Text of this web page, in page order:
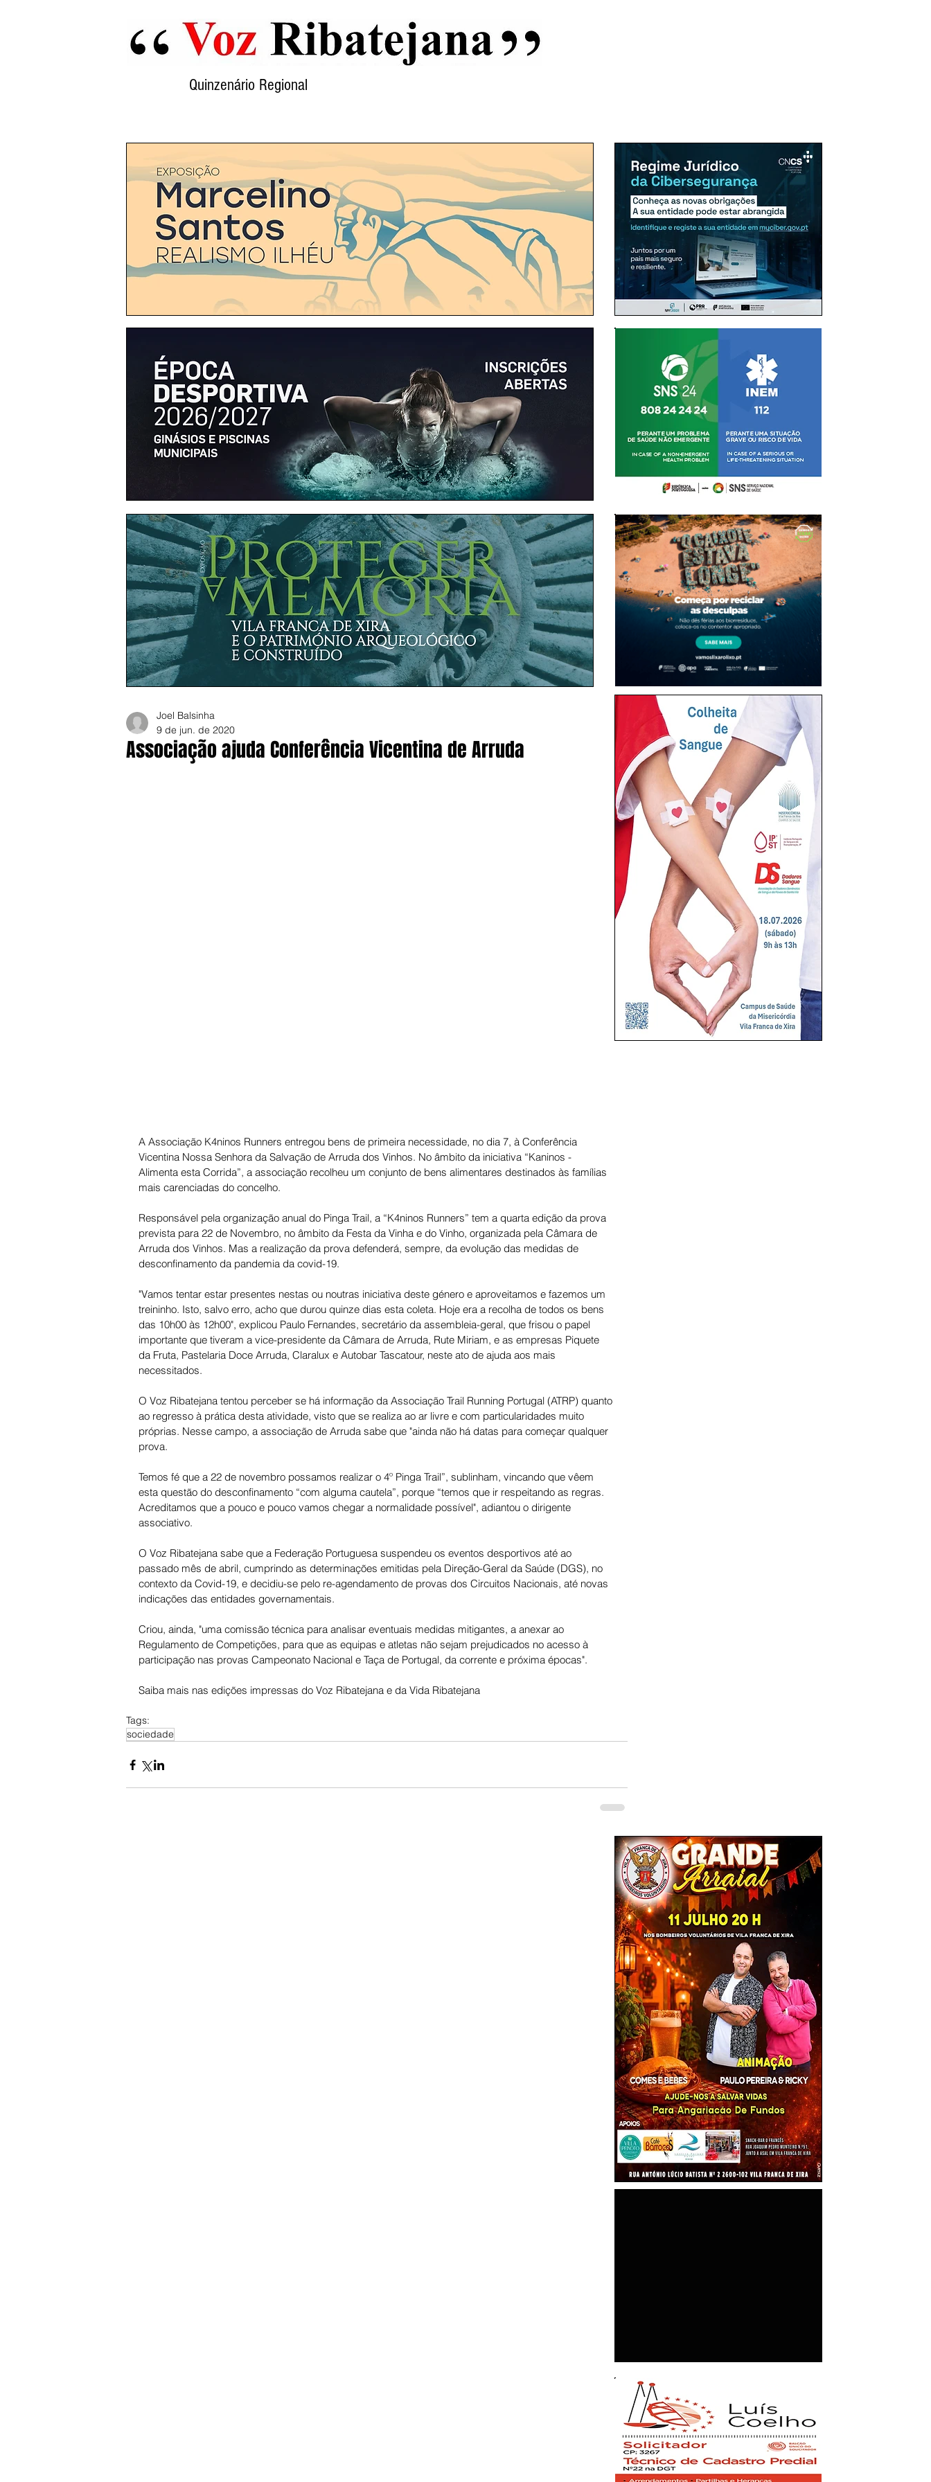
Quinzenário Regional
Associação ajuda Conferência Vicentina de Arruda
Joel Balsinha
9 de jun. de 2020
A Associação K4ninos Runners entregou bens de primeira necessidade, no dia 7, à Conferência
Vicentina Nossa Senhora da Salvação de Arruda dos Vinhos. No âmbito da iniciativa “Kaninos -
Alimenta esta Corrida”, a associação recolheu um conjunto de bens alimentares destinados às famílias
mais carenciadas do concelho.
Responsável pela organização anual do Pinga Trail, a “K4ninos Runners” tem a quarta edição da prova
prevista para 22 de Novembro, no âmbito da Festa da Vinha e do Vinho, organizada pela Câmara de
Arruda dos Vinhos. Mas a realização da prova defenderá, sempre, da evolução das medidas de
desconfinamento da pandemia da covid-19.
"Vamos tentar estar presentes nestas ou noutras iniciativa deste género e aproveitamos e fazemos um
treininho. Isto, salvo erro, acho que durou quinze dias esta coleta. Hoje era a recolha de todos os bens
das 10h00 às 12h00", explicou Paulo Fernandes, secretário da assembleia-geral, que frisou o papel
importante que tiveram a vice-presidente da Câmara de Arruda, Rute Miriam, e as empresas Piquete
da Fruta, Pastelaria Doce Arruda, Claralux e Autobar Tascatour, neste ato de ajuda aos mais
necessitados.
O Voz Ribatejana tentou perceber se há informação da Associação Trail Running Portugal (ATRP) quanto
ao regresso à prática desta atividade, visto que se realiza ao ar livre e com particularidades muito
próprias. Nesse campo, a associação de Arruda sabe que "ainda não há datas para começar qualquer
prova.
Temos fé que a 22 de novembro possamos realizar o 4º Pinga Trail”, sublinham, vincando que vêem
esta questão do desconfinamento “com alguma cautela”, porque “temos que ir respeitando as regras.
Acreditamos que a pouco e pouco vamos chegar a normalidade possível", adiantou o dirigente
associativo.
O Voz Ribatejana sabe que a Federação Portuguesa suspendeu os eventos desportivos até ao
passado mês de abril, cumprindo as determinações emitidas pela Direção-Geral da Saúde (DGS), no
contexto da Covid-19, e decidiu-se pelo re-agendamento de provas dos Circuitos Nacionais, até novas
indicações das entidades governamentais.
Criou, ainda, "uma comissão técnica para analisar eventuais medidas mitigantes, a anexar ao
Regulamento de Competições, para que as equipas e atletas não sejam prejudicados no acesso à
participação nas provas Campeonato Nacional e Taça de Portugal, da corrente e próxima épocas".
Saiba mais nas edições impressas do Voz Ribatejana e da Vida Ribatejana
Tags:
sociedade